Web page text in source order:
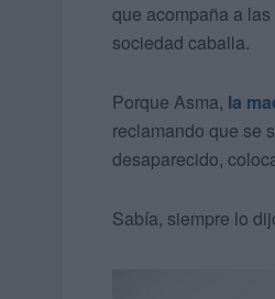
que acompaña a
sociedad caballa.
Porque Asma, la
reclamando que se
desaparecido,
Sabía, siempre lo